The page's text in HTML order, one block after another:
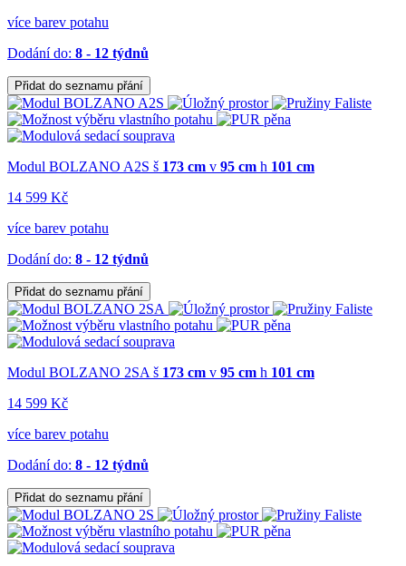
více barev potahu
Dodání do: 8 - 12 týdnů
Přidat do seznamu přání
Modul BOLZANO A2S š 173 cm v 95 cm h 101 cm
14 599 Kč
více barev potahu
Dodání do: 8 - 12 týdnů
Přidat do seznamu přání
Modul BOLZANO 2SA š 173 cm v 95 cm h 101 cm
14 599 Kč
více barev potahu
Dodání do: 8 - 12 týdnů
Přidat do seznamu přání